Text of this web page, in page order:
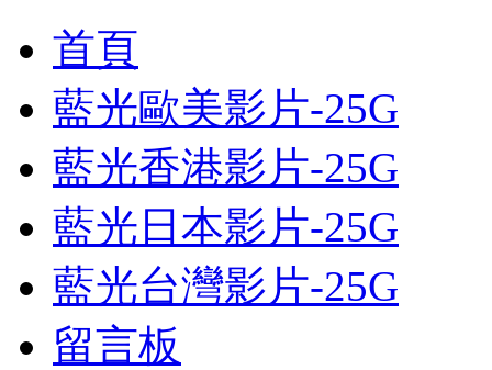
首頁
藍光歐美影片-25G
藍光香港影片-25G
藍光日本影片-25G
藍光台灣影片-25G
留言板